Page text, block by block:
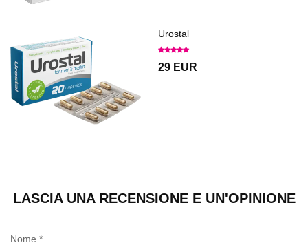
Urostal
29 EUR
LASCIA UNA RECENSIONE E UN'OPINIONE
Nome *